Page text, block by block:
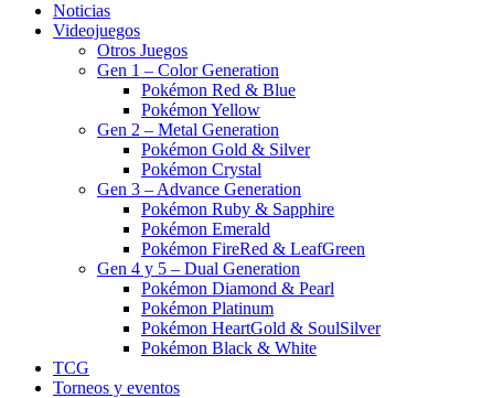
Noticias
Videojuegos
Otros Juegos
Gen 1 – Color Generation
Pokémon Red & Blue
Pokémon Yellow
Gen 2 – Metal Generation
Pokémon Gold & Silver
Pokémon Crystal
Gen 3 – Advance Generation
Pokémon Ruby & Sapphire
Pokémon Emerald
Pokémon FireRed & LeafGreen
Gen 4 y 5 – Dual Generation
Pokémon Diamond & Pearl
Pokémon Platinum
Pokémon HeartGold & SoulSilver
Pokémon Black & White
TCG
Torneos y eventos